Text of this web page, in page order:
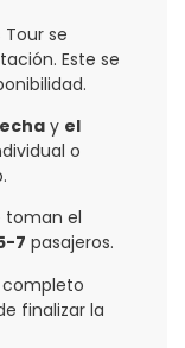
Tour se
Este se
y el
o
toman el
7 pasajeros.
completo
finalizar la